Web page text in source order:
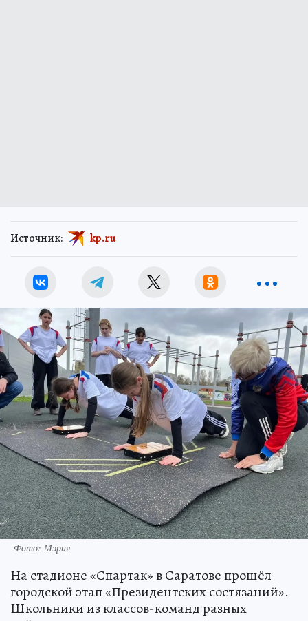
Источник: kp.ru
Фото: Мэрия
На стадионе «Спартак» в Саратове прошёл
городской этап «Президентских состязаний».
Школьники из классов-команд разных